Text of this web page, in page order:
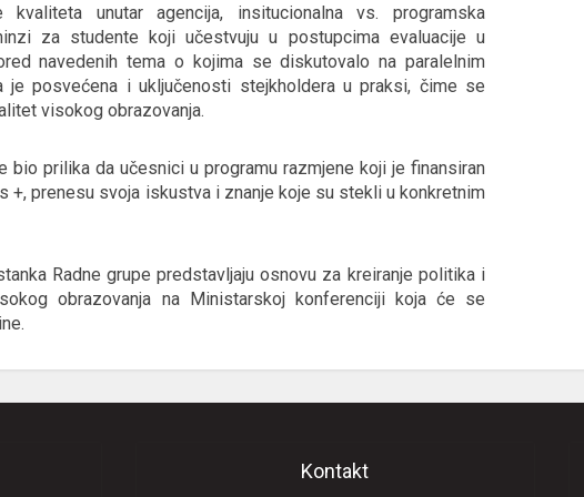
kvaliteta unutar agencija, insitucionalna vs. programska
za studente koji učestvuju u postupcima evaluacije u
navedenih tema o kojima se diskutovalo na paralelnim
je posvećena i uključenosti stejkholdera u praksi, čime se
visokog obrazovanja.
bio prilika da učesnici u programu razmjene koji je finansiran
+, prenesu svoja iskustva i znanje koje su stekli u konkretnim
Radne grupe predstavljaju osnovu za kreiranje politika i
obrazovanja na Ministarskoj konferenciji koja će se
Kontakt